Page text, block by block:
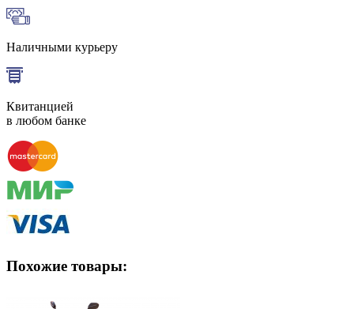
Наличными курьеру
Квитанцией
в любом банке
Похожие товары: